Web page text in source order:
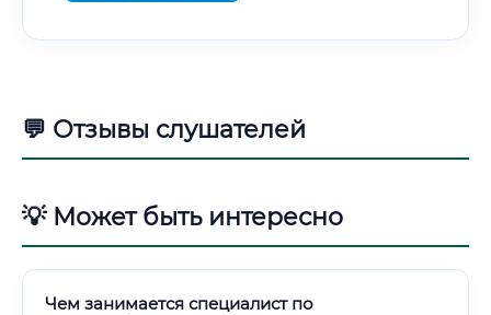
💬 Отзывы слушателей
💡 Может быть интересно
Чем занимается специалист по